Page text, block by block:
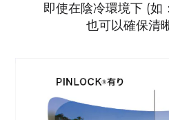
即使在陰冷環境下 (如
也可以確保清